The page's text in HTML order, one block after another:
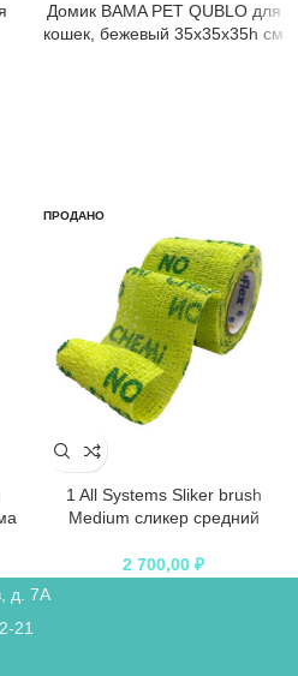
Домик BAMA PET QUBLO для
кошек, бежевый 35x35x35h см
ПРОДАНО
1 All Systems Sliker brush
Medium сликер средний
2 700,00 ₽
д. 7А
21